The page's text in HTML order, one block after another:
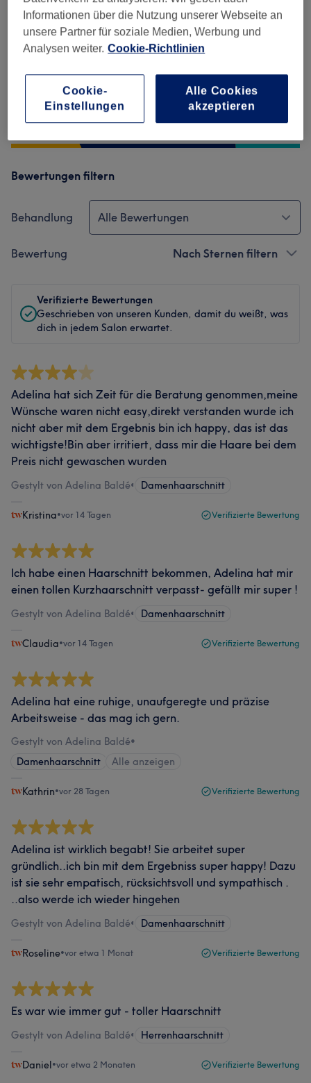
162 Bewertungen
Ambiente
Sauberkeit
Service
Bewertungen filtern
Behandlung Alle Bewertungen
Bewertung Nach Sternen filtern
Verifizierte Bewertungen
Geschrieben von unseren Kunden, damit du weißt, was
dich in jedem Salon erwartet.
Adelina hat sich Zeit für die Beratung genommen,meine
Wünsche waren nicht easy,direkt verstanden wurde ich
nicht aber mit dem Ergebnis bin ich happy, das ist das
wichtigste!Bin aber irritiert, dass mir die Haare bei dem
Preis nicht gewaschen wurden
Gestylt von Adelina Baldé• Damenhaarschnitt
Kristina•vor 14 Tagen Verifizierte Bewertung
Ich habe einen Haarschnitt bekommen, Adelina hat mir
einen tollen Kurzhaarschnitt verpasst- gefällt mir super !
Gestylt von Adelina Baldé• Damenhaarschnitt
Claudia•vor 14 Tagen Verifizierte Bewertung
Adelina hat eine ruhige, unaufgeregte und präzise
Arbeitsweise - das mag ich gern.
Gestylt von Adelina Baldé•
Damenhaarschnitt
Alle anzeigen
Kathrin•vor 28 Tagen Verifizierte Bewertung
Adelina ist wirklich begabt! Sie arbeitet super
gründlich..ich bin mit dem Ergebniss super happy! Dazu
ist sie sehr empatisch, rücksichtsvoll und sympathisch .
..also werde ich wieder hingehen
Gestylt von Adelina Baldé• Damenhaarschnitt
Roseline•vor etwa 1 Monat Verifizierte Bewertung
Es war wie immer gut - toller Haarschnitt
Gestylt von Adelina Baldé• Herrenhaarschnitt
Daniel•vor etwa 2 Monaten Verifizierte Bewertung
Informationen über die Nutzung unserer Webseite an
unsere Partner für soziale Medien, Werbung und
Analysen weiter. Cookie-Richtlinien
Cookie-
Einstellungen
Alle Cookies
akzeptieren